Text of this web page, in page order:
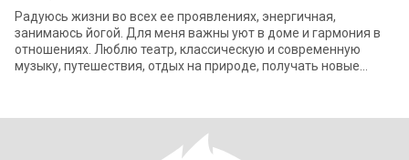
Радуюсь жизни во всех ее проявлениях, энергичная,
занимаюсь йогой. Для меня важны уют в доме и гармония в
отношениях. Люблю театр, классическую и современную
музыку, путешествия, отдых на природе, получать новые